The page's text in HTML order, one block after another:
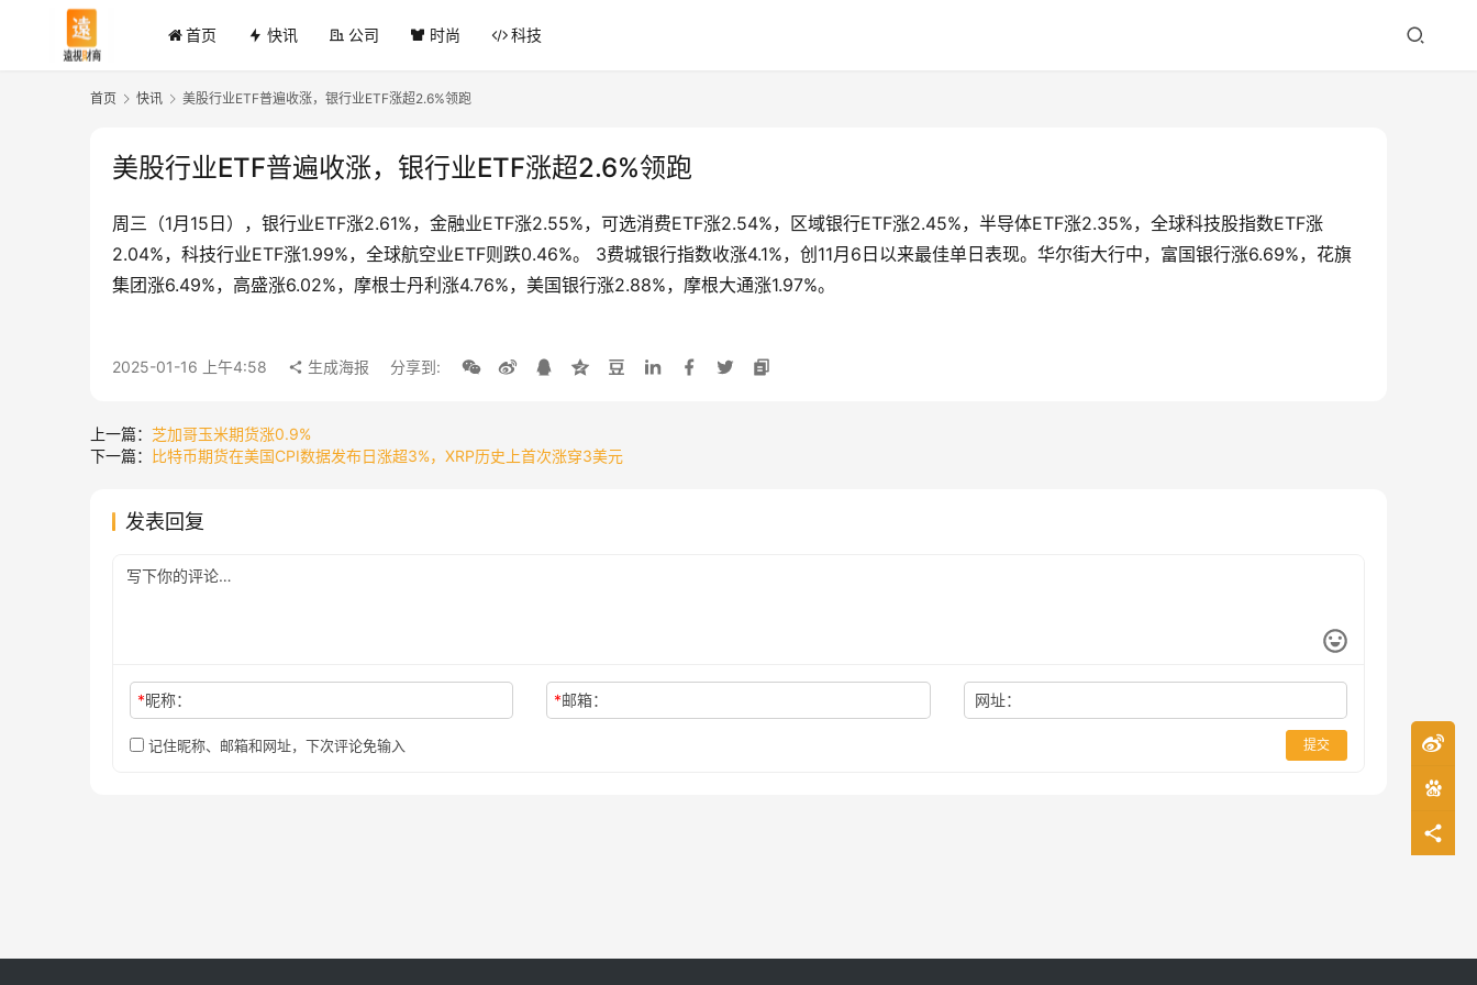
首页 快讯 公司 时尚 科技
首页 快讯 美股行业ETF普遍收涨，银行业ETF涨超2.6%领跑
美股行业ETF普遍收涨，银行业ETF涨超2.6%领跑
周三（1月15日），银行业ETF涨2.61%，金融业ETF涨2.55%，可选消费ETF涨2.54%，区域银行ETF涨2.45%，半导体ETF涨2.35%，全球科技股指数ETF涨
2.04%，科技行业ETF涨1.99%，全球航空业ETF则跌0.46%。 3费城银行指数收涨4.1%，创11月6日以来最佳单日表现。华尔街大行中，富国银行涨6.69%，花旗
集团涨6.49%，高盛涨6.02%，摩根士丹利涨4.76%，美国银行涨2.88%，摩根大通涨1.97%。
2025-01-16 上午4:58 生成海报 分享到:
上一篇： 芝加哥玉米期货涨0.9%
下一篇：
比特币期货在美国CPI数据发布日涨超3%，XRP历史上首次涨穿3美元
发表回复
*昵称： *邮箱： 网址：
记住昵称、邮箱和网址，下次评论免输入 提交